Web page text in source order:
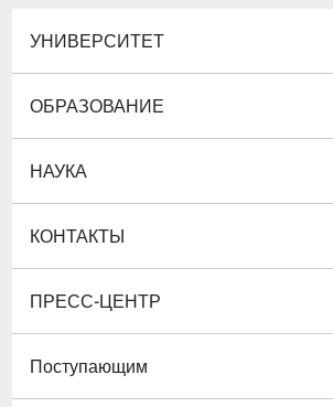
УНИВЕРСИТЕТ
ОБРАЗОВАНИЕ
НАУКА
КОНТАКТЫ
ПРЕСС-ЦЕНТР
Поступающим